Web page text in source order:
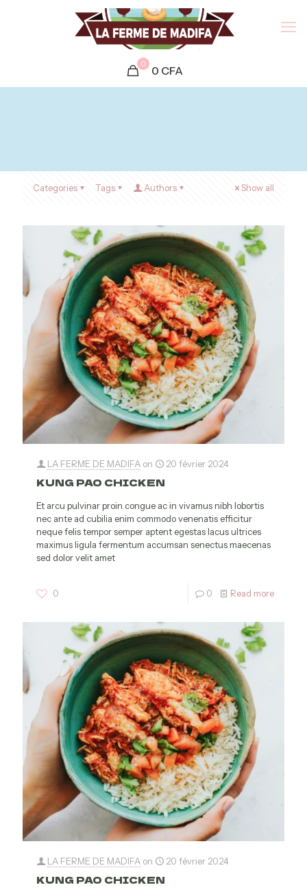
0 0 CFA
Categories Tags Authors Show all
LA FERME DE MADIFA on 20 février 2024
KUNG PAO CHICKEN
Et arcu pulvinar proin congue ac in vivamus nibh lobortis
nec ante ad cubilia enim commodo venenatis efficitur
neque felis tempor semper aptent egestas lacus ultrices
maximus ligula fermentum accumsan senectus maecenas
sed dolor velit amet
0 0 Read more
LA FERME DE MADIFA on 20 février 2024
KUNG PAO CHICKEN